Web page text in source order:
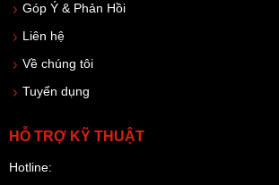
Góp Ý & Phản Hồi
Liên hệ
Về chúng tôi
Tuyển dụng
HỖ TRỢ KỸ THUẬT
Hotline: